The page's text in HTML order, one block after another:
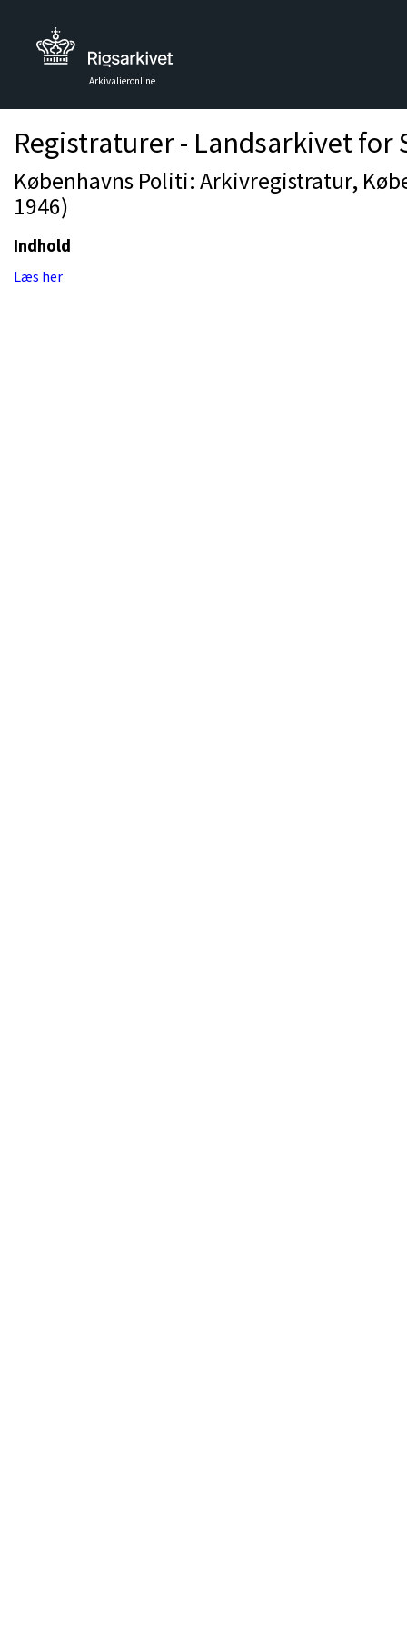
Arkivalieronline
Registraturer - Landsarkivet
Københavns Politi: Arkivregistratur,
1946)
Indhold
Læs her